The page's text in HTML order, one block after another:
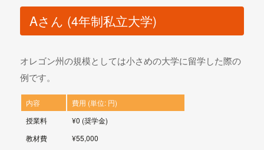
Aさん (4年制私立大学)
オレゴン州の規模としては小さめの大学に留学した際の
例です。
内容
費用 (単位: 円)
授業料
¥0 (奨学金)
教材費
¥55,000